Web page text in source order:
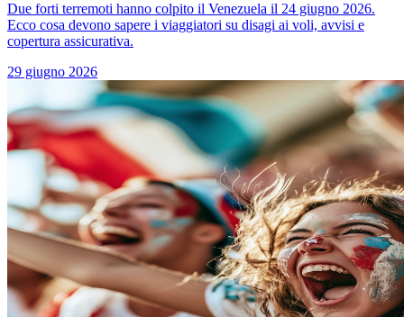
Due forti terremoti hanno colpito il Venezuela il 24 giugno 2026.
Ecco cosa devono sapere i viaggiatori su disagi ai voli, avvisi e
copertura assicurativa.
29 giugno 2026